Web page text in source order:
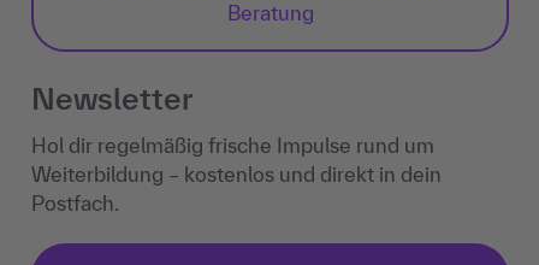
Beratung
Newsletter
Hol dir regelmäßig frische Impulse rund um
Weiterbildung – kostenlos und direkt in dein
Postfach.